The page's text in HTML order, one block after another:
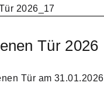
Tür 2026
Tür am 31.01.2026